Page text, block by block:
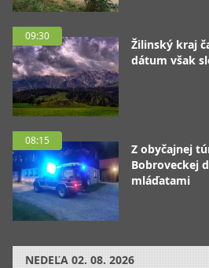
09:30
Žilinský kraj
dátum však
08:15
Z obyčajnej
Bobroveckej
mláďatami
NEDEĽA 02. 08. 2026